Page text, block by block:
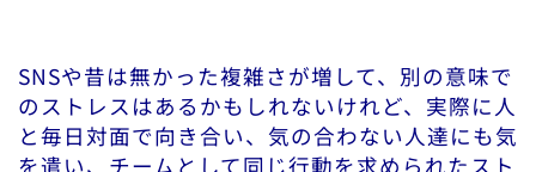
SNSや昔は無かった複雑さが増して、別の意味で
のストレスはあるかもしれないけれど、実際に人
と毎日対面で向き合い、気の合わない人達にも気
を遣い、チームとして同じ行動を求められたスト